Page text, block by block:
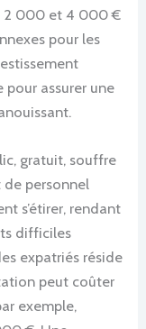
2 000 et 4 000 €
pour les
assurer une
gratuit, souffre
de personnel
s’étirer, rendant
difficiles
expatriés réside
peut coûter
exemple,